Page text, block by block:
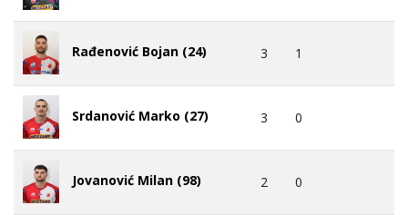
Rađenović Bojan (24) 3 1
Srdanović Marko (27) 3 0
Jovanović Milan (98) 2 0